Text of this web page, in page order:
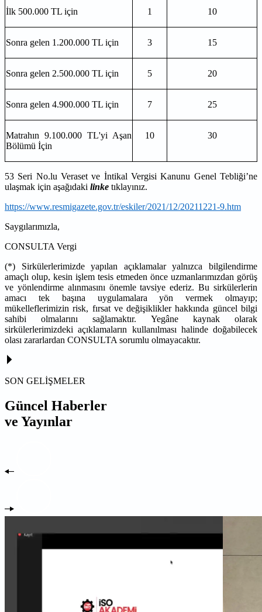
İlk 500.000 TL için 1 10
Sonra gelen 1.200.000 TL için 3 15
Sonra gelen 2.500.000 TL için 5 20
Sonra gelen 4.900.000 TL için 7 25
Matrahın 9.100.000 TL'yi Aşan
Bölümü İçin
10 30
53 Seri No.lu Veraset ve İntikal Vergisi Kanunu Genel Tebliği’ne
ulaşmak için aşağıdaki linke tıklayınız.
https://www.resmigazete.gov.tr/eskiler/2021/12/20211221-9.htm
Saygılarımızla,
CONSULTA Vergi
(*) Sirkülerlerimizde yapılan açıklamalar yalnızca bilgilendirme
amaçlı olup, kesin işlem tesis etmeden önce uzmanlarımızdan görüş
ve yönlendirme alınmasını önemle tavsiye ederiz. Bu sirkülerlerin
amacı tek başına uygulamalara yön vermek olmayıp;
mükelleflerimizin risk, fırsat ve değişiklikler hakkında güncel bilgi
sahibi olmalarını sağlamaktır. Yegâne kaynak olarak
sirkülerlerimizdeki açıklamaların kullanılması halinde doğabilecek
olası zararlardan CONSULTA sorumlu olmayacaktır.
SON GELİŞMELER
Güncel Haberler
ve Yayınlar